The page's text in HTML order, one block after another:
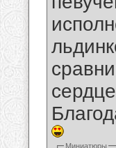
Миниатюры